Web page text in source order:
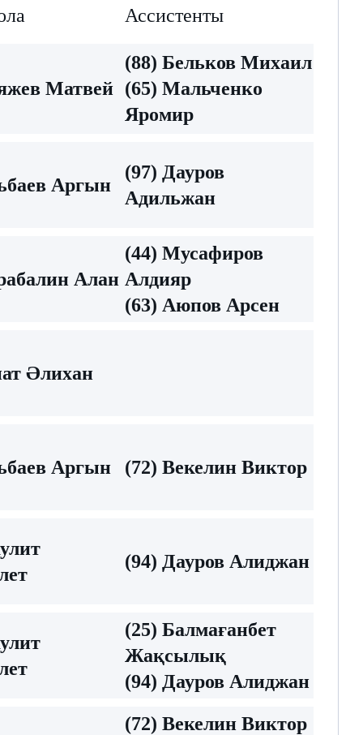
Ассистенты
Матвей
(88) Бельков Михаил
(65) Мальченко
Яромир
Аргын
(97) Дауров
Адильжан
Алан
(44) Мусафиров
Алдияр
(63) Аюпов Арсен
Әлихан
Аргын (72) Векелин Виктор
(94) Дауров Алиджан
(25) Балмағанбет
Жақсылық
(94) Дауров Алиджан
(72) Векелин Виктор